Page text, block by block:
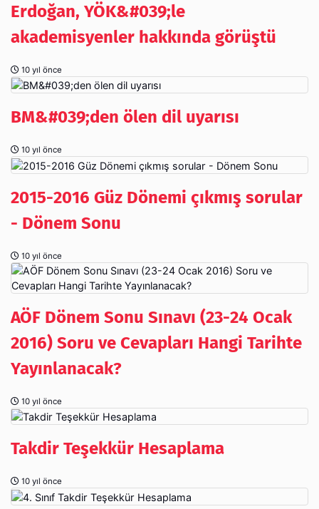
Erdoğan, YÖK&#039;le
akademisyenler hakkında görüştü
10 yıl önce
BM&#039;den ölen dil uyarısı
10 yıl önce
2015-2016 Güz Dönemi çıkmış sorular
- Dönem Sonu
10 yıl önce
AÖF Dönem Sonu Sınavı (23-24 Ocak
2016) Soru ve Cevapları Hangi Tarihte
Yayınlanacak?
10 yıl önce
Takdir Teşekkür Hesaplama
10 yıl önce